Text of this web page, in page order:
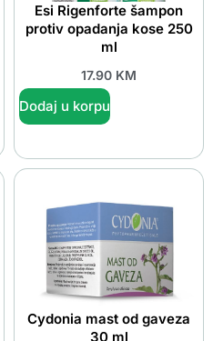
Esi Rigenforte šampon
protiv opadanja kose 250
ml
17.90 KM
Dodaj u korpu
Cydonia mast od gaveza
30 ml